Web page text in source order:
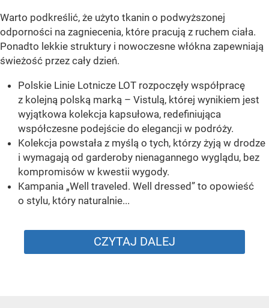
Warto podkreślić, że użyto tkanin o podwyższonej
odporności na zagniecenia, które pracują z ruchem ciała.
Ponadto lekkie struktury i nowoczesne włókna zapewniają
świeżość przez cały dzień.
Polskie Linie Lotnicze LOT rozpoczęły współpracę
z kolejną polską marką – Vistulą, której wynikiem jest
wyjątkowa kolekcja kapsułowa, redefiniująca
współczesne podejście do elegancji w podróży.
Kolekcja powstała z myślą o tych, którzy żyją w drodze
i wymagają od garderoby nienagannego wyglądu, bez
kompromisów w kwestii wygody.
Kampania „Well traveled. Well dressed” to opowieść
o stylu, który naturalnie...
CZYTAJ DALEJ